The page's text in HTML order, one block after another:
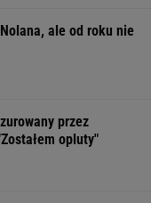
ale od roku nie
przez
opluty"